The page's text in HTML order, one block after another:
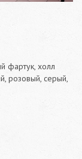
фартук, холл
розовый, серый,